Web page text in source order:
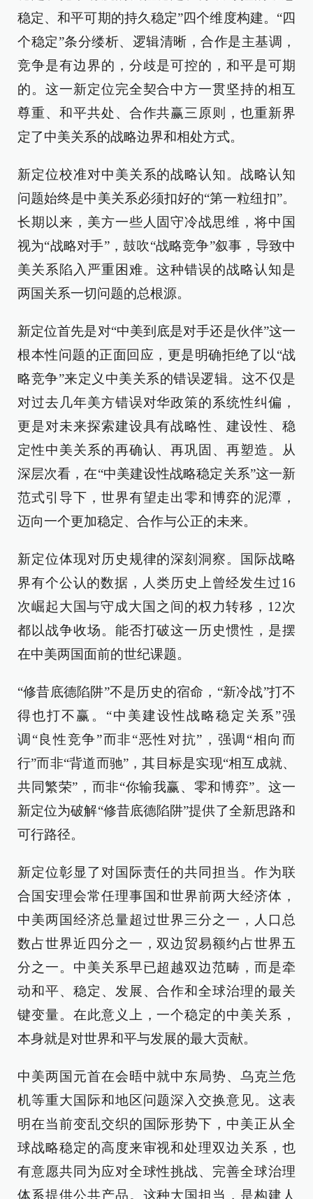
稳定、和平可期的持久稳定”四个维度构建。“四
个稳定”条分缕析、逻辑清晰，合作是主基调，
竞争是有边界的，分歧是可控的，和平是可期
的。这一新定位完全契合中方一贯坚持的相互
尊重、和平共处、合作共赢三原则，也重新界
定了中美关系的战略边界和相处方式。
新定位校准对中美关系的战略认知。战略认知
问题始终是中美关系必须扣好的“第一粒纽扣”。
长期以来，美方一些人固守冷战思维，将中国
视为“战略对手”，鼓吹“战略竞争”叙事，导致中
美关系陷入严重困难。这种错误的战略认知是
两国关系一切问题的总根源。
新定位首先是对“中美到底是对手还是伙伴”这一
根本性问题的正面回应，更是明确拒绝了以“战
略竞争”来定义中美关系的错误逻辑。这不仅是
对过去几年美方错误对华政策的系统性纠偏，
更是对未来探索建设具有战略性、建设性、稳
定性中美关系的再确认、再巩固、再塑造。从
深层次看，在“中美建设性战略稳定关系”这一新
范式引导下，世界有望走出零和博弈的泥潭，
迈向一个更加稳定、合作与公正的未来。
新定位体现对历史规律的深刻洞察。国际战略
界有个公认的数据，人类历史上曾经发生过16
次崛起大国与守成大国之间的权力转移，12次
都以战争收场。能否打破这一历史惯性，是摆
在中美两国面前的世纪课题。
“修昔底德陷阱”不是历史的宿命，“新冷战”打不
得也打不赢。“中美建设性战略稳定关系”强
调“良性竞争”而非“恶性对抗”，强调“相向而
行”而非“背道而驰”，其目标是实现“相互成就、
共同繁荣”，而非“你输我赢、零和博弈”。这一
新定位为破解“修昔底德陷阱”提供了全新思路和
可行路径。
新定位彰显了对国际责任的共同担当。作为联
合国安理会常任理事国和世界前两大经济体，
中美两国经济总量超过世界三分之一，人口总
数占世界近四分之一，双边贸易额约占世界五
分之一。中美关系早已超越双边范畴，而是牵
动和平、稳定、发展、合作和全球治理的最关
键变量。在此意义上，一个稳定的中美关系，
本身就是对世界和平与发展的最大贡献。
中美两国元首在会晤中就中东局势、乌克兰危
机等重大国际和地区问题深入交换意见。这表
明在当前变乱交织的国际形势下，中美正从全
球战略稳定的高度来审视和处理双边关系，也
有意愿共同为应对全球性挑战、完善全球治理
体系提供公共产品。这种大国担当，是构建人